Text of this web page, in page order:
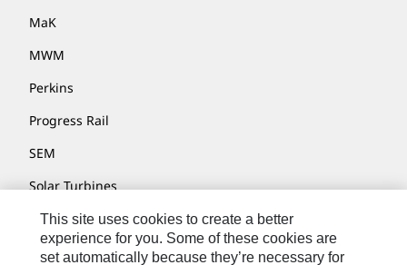
MaK
MWM
Perkins
Progress Rail
SEM
Solar Turbines
SPM Oil & Gas
Turner Powertrain Systems
This site uses cookies to create a better
experience for you. Some of these cookies are
set automatically because they’re necessary for